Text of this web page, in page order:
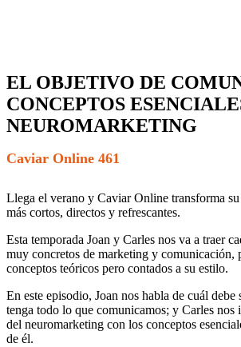
EL OBJETIVO DE
CONCEPTOS
NEUROMARKETING
Caviar Online 461
Llega el verano y Caviar Online transforma
más cortos, directos y refrescantes.
Esta temporada Joan y Carles nos va a traer
muy concretos de marketing y comunicación,
conceptos teóricos pero contados a su estilo.
En este episodio, Joan nos habla de cuál
tenga todo lo que comunicamos; y Carles nos
del neuromarketing con los conceptos
de él.